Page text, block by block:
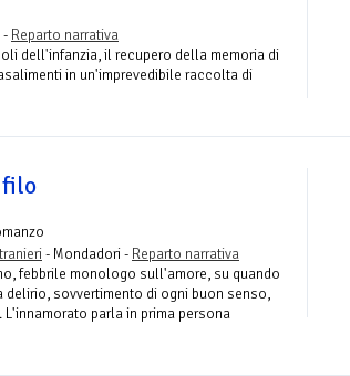
- Reparto narrativa
dell'infanzia, il recupero della memoria di
in un'imprevedibile raccolta di
filo
- Mondadori - Reparto narrativa
febbrile monologo sull'amore, su quando
delirio, sovvertimento di ogni buon senso,
L'innamorato parla in prima persona